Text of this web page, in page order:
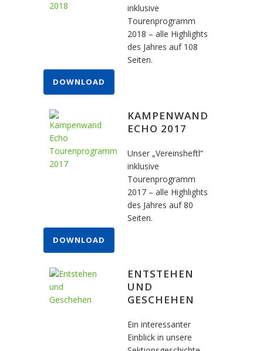
inklusive
Tourenprogramm
2018 – alle Highlights
des Jahres auf 108
Seiten.
DOWNLOAD
KAMPENWAND
ECHO 2017
Unser „Vereinsheftl“
inklusive
Tourenprogramm
2017 – alle Highlights
des Jahres auf 80
Seiten.
DOWNLOAD
ENTSTEHEN
UND
GESCHEHEN
Ein interessanter
Einblick in unsere